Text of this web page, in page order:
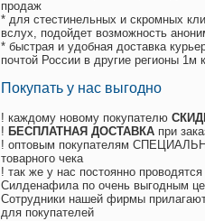
продаж
* для стестинельных и скромных
вслух, подойдет возможность
* быстрая и удобная доставка
почтой России в другие регионы 1м
Покупать у нас выгодно
! каждому новому покупателю
! БЕСПЛАТНАЯ ДОСТАВКА при
! оптовым покупателям
товарного чека
! так же у нас постоянно
Силденафила по очень выгодным
Cотрудники нашей фирмы
для покупателей